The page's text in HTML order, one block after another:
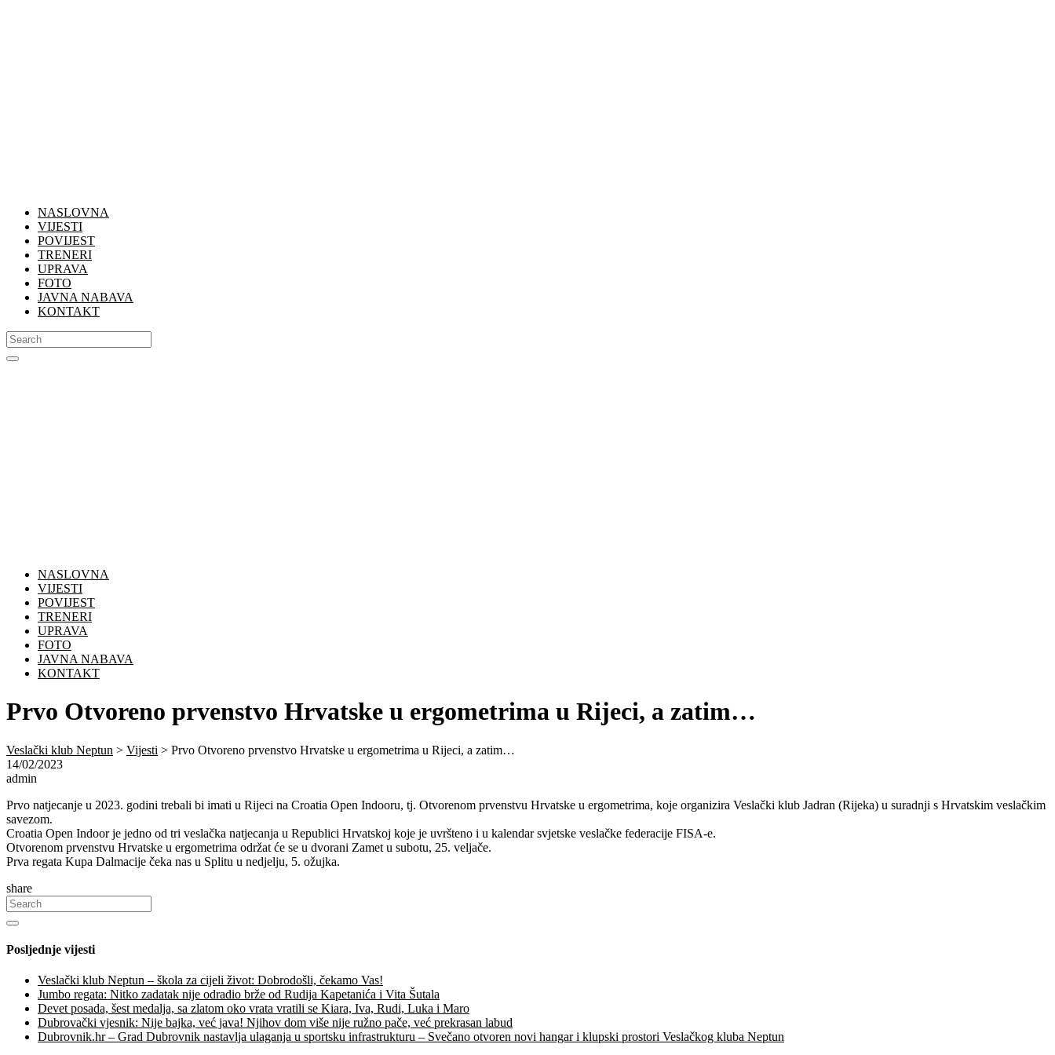
NASLOVNA
VIJESTI
POVIJEST
TRENERI
UPRAVA
FOTO
JAVNA NABAVA
KONTAKT
NASLOVNA
VIJESTI
POVIJEST
TRENERI
UPRAVA
FOTO
JAVNA NABAVA
KONTAKT
Prvo Otvoreno prvenstvo Hrvatske u ergometrima u Rijeci, a zatim…
Veslački klub Neptun > Vijesti > Prvo Otvoreno prvenstvo Hrvatske u ergometrima u Rijeci, a zatim…
14/02/2023
admin
Prvo natjecanje u 2023. godini trebali bi imati u Rijeci na Croatia Open Indooru, tj. Otvorenom prvenstvu Hrvatske u ergometrima, koje organizira Veslački klub Jadran (Rijeka) u suradnji s Hrvatskim veslačkim
savezom.
Croatia Open Indoor je jedno od tri veslačka natjecanja u Republici Hrvatskoj koje je uvršteno i u kalendar svjetske veslačke federacije FISA-e.
Otvorenom prvenstvu Hrvatske u ergometrima održat će se u dvorani Zamet u subotu, 25. veljače.
Prva regata Kupa Dalmacije čeka nas u Splitu u nedjelju, 5. ožujka.
share
Posljednje vijesti
Veslački klub Neptun – škola za cijeli život: Dobrodošli, čekamo Vas!
Jumbo regata: Nitko zadatak nije odradio brže od Rudija Kapetanića i Vita Šutala
Devet posada, šest medalja, sa zlatom oko vrata vratili se Kiara, Iva, Rudi, Luka i Maro
Dubrovački vjesnik: Nije bajka, već java! Njihov dom više nije ružno pače, već prekrasan labud
Dubrovnik.hr – Grad Dubrovnik nastavlja ulaganja u sportsku infrastrukturu – Svečano otvoren novi hangar i klupski prostori Veslačkog kluba Neptun